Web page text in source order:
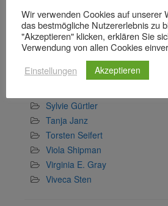
Richard Dübell
Rose Snow
Sophia Langner
Stefan Wollschläger
Stefanie Gerstenberger
Sylvie Gürtler
Tanja Janz
Torsten Seifert
Viola Shipman
Virginia E. Gray
Viveca Sten
Wir verwenden Cookies auf unserer
das bestmögliche Nutzererlebnis zu
"Akzeptieren" klicken, erklären Sie
Verwendung von allen Cookies
Einstellungen
Akzeptieren